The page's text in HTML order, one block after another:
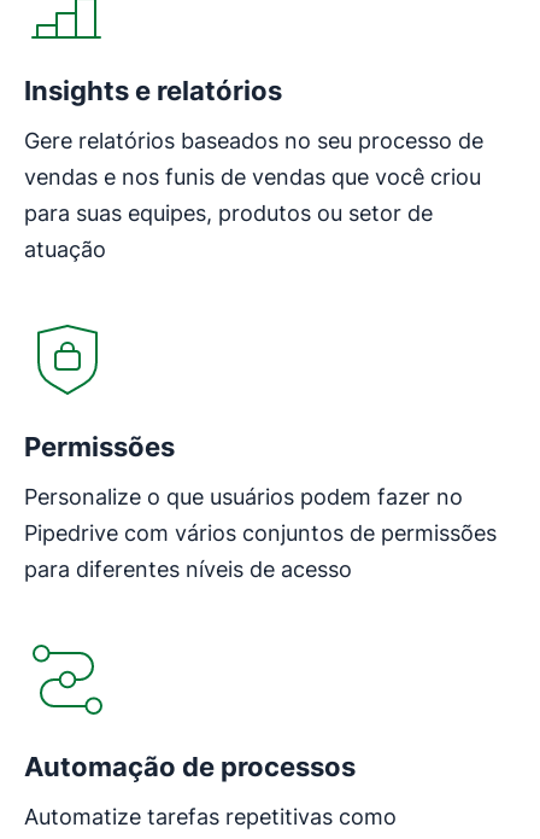
Insights e relatórios
Gere relatórios baseados no seu processo de
vendas e nos funis de vendas que você criou
para suas equipes, produtos ou setor de
atuação
Permissões
Personalize o que usuários podem fazer no
Pipedrive com vários conjuntos de permissões
para diferentes níveis de acesso
Automação de processos
Automatize tarefas repetitivas como